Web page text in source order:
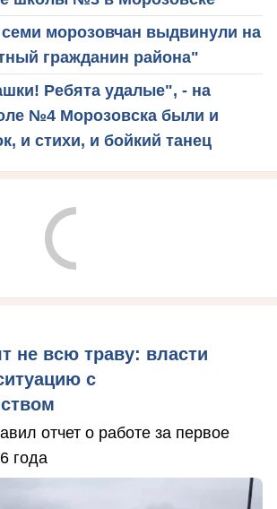
морозовчан выдвинули на
гражданин района"
Ребята удалые", - на
№4 Морозовска были и
и стихи, и бойкий танец
не всю траву: власти
с
отчет о работе за первое
года